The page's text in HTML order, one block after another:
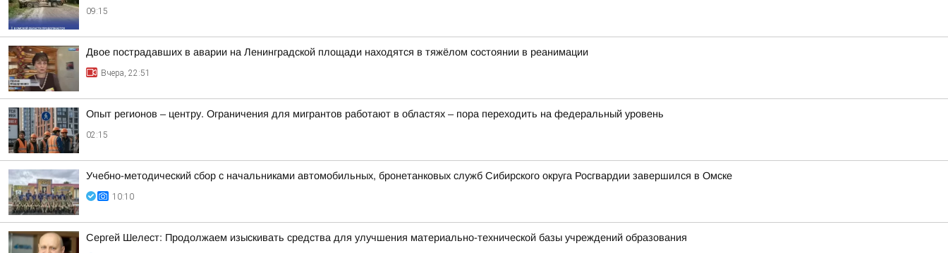
09:15
Двое пострадавших в аварии на Ленинградской площади находятся в тяжёлом состоянии в реанимации
Вчера, 22:51
Опыт регионов – центру. Ограничения для мигрантов работают в областях – пора переходить на федеральный уровень
02:15
Учебно-методический сбор с начальниками автомобильных, бронетанковых служб Сибирского округа Росгвардии завершился в Омске
10:10
Сергей Шелест: Продолжаем изыскивать средства для улучшения материально-технической базы учреждений образования